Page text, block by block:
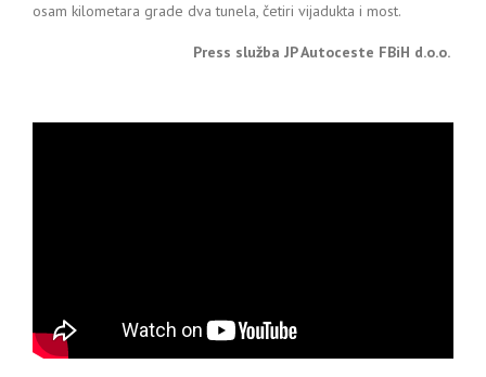
osam kilometara grade dva tunela, četiri vijadukta i most.
Press služba JP Autoceste FBiH d.o.o.